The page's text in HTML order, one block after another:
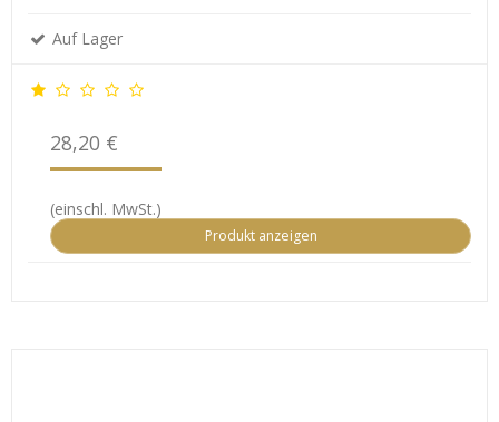
Auf Lager
28,20 €
(einschl. MwSt.)
Produkt anzeigen